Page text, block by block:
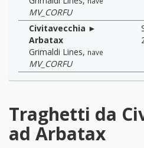
MV_CORFU
Civitavecchia ►
Arbatax
Grimaldi Lines, nave
MV_CORFU
Traghetti da
ad Arbatax